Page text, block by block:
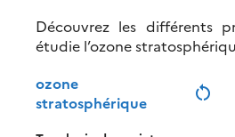
Découvrez les différents
étudie l’ozone
ozone
stratosphérique
restart_alt